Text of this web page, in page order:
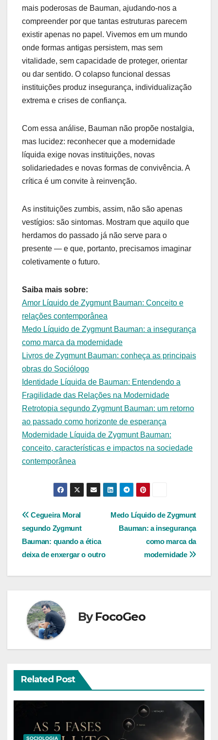
mais poderosas de Bauman, ajudando-nos a
compreender por que tantas estruturas parecem
existir apenas no papel. Vivemos em um mundo
onde formas antigas persistem, mas sem
vitalidade, sem capacidade de proteger, orientar
ou dar sentido. O colapso funcional dessas
instituições produz insegurança, individualização
extrema e crises de confiança.
Com essa análise, Bauman não propõe nostalgia,
mas lucidez: reconhecer que a modernidade
líquida exige novas instituições, novas
solidariedades e novas formas de convivência. A
crítica é um convite à reinvenção.
As instituições zumbis, assim, não são apenas
vestígios: são sintomas. Mostram que aquilo que
herdamos do passado já não serve para o
presente — e que, portanto, precisamos imaginar
coletivamente o futuro.
Saiba mais sobre:
Amor Líquido de Zygmunt Bauman: Conceito e
relações contemporânea
Medo Líquido de Zygmunt Bauman: a insegurança
como marca da modernidade
Livros de Zygmunt Bauman: conheça as principais
obras do Sociólogo
Identidade Líquida de Bauman: Entendendo a
Fragilidade das Relações na Modernidade
Retrotopia segundo Zygmunt Bauman: um retorno
ao passado como horizonte de esperança
Modernidade Líquida de Zygmunt Bauman:
conceito, características e impactos na sociedade
contemporânea
Navegação
de
Post
Medo Líquido de Zygmunt
Bauman: a insegurança
como marca da
modernidade
Cegueira Moral
segundo Zygmunt
Bauman: quando a ética
deixa de enxergar o outro
ByFocoGeo
Related Post
SOCIOLOGIA